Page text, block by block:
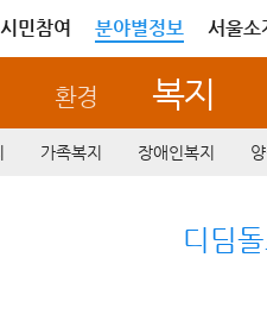
시민참여 분야별정보 서울소
환경 복지
가족복지 장애인복지
디딤